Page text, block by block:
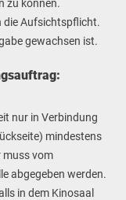
zu können.
die Aufsichtspflicht.
gewachsen ist.
nur in Verbindung
mindestens
muss vom
abgegeben werden.
in dem Kinosaal